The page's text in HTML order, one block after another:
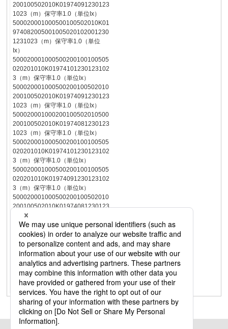
200100502010K01974091230123
1023（m）保守率1.0（単位Ix）
500020001000500100502010K01
974082005001005020102001230
1231023（m）保守率1.0（単位
Ix）
500020001000500200100100505
020201010K01974101230123102
3（m）保守率1.0（単位Ix）
500020001000500200100502010
200100502010K01974091230123
1023（m）保守率1.0（単位Ix）
500020001000200100502010500
200100502010K01974081230123
1023（m）保守率1.0（単位Ix）
500020001000500200100100505
020201010K01974101230123102
3（m）保守率1.0（単位Ix）
500020001000500200100100505
020201010K01974091230123102
3（m）保守率1.0（単位Ix）
500020001000500200100502010
200100502010K01974081230123
1023（m）保守率1.0（単位Ix）
1000500200100505020201010K0
1974105000200012301231023（
m）保守率1.0（単位Ix）
500020001000500200100100505
020201010K01974091230123102
3（m）保守率1.0（単位Ix）
500020001000500200100502010
200100502010K0197408